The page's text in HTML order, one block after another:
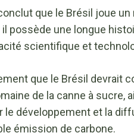
que le Brésil joue
il possède une longue
scientifique et
que le Brésil devrait
de la canne à sucre,
le développement et la
émission de carbone.